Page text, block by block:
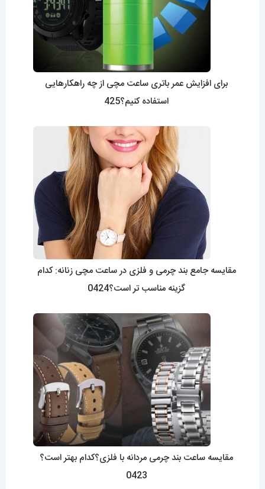
برای افزایش عمر باتری ساعت مچی از چه راهکارهایی
استفاده کنیم؟425
مقایسه جامع بند چرمی و فلزی در ساعت مچی زنانه: کدام
گزینه مناسب تر است؟0424
مقایسه ساعت بند چرمی مردانه با فلزی؟کدام بهتر است؟
0423